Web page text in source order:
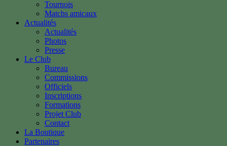
Tournois
Matchs amicaux
Actualités
Actualités
Photos
Presse
Le Club
Bureau
Commissions
Officiels
Inscriptions
Formations
Projet Club
Contact
La Boutique
Partenaires